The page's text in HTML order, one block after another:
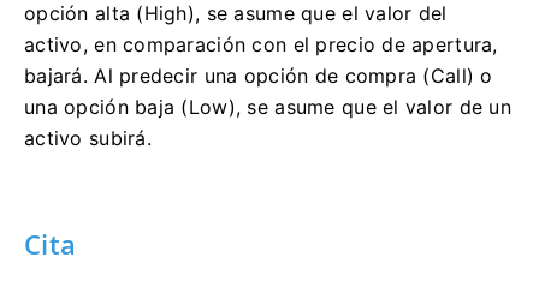
opción alta (High), se asume que el valor del
activo, en comparación con el precio de apertura,
bajará. Al predecir una opción de compra (Call) o
una opción baja (Low), se asume que el valor de un
activo subirá.
Cita